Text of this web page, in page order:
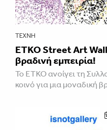
ΤΈΧΝΗ
ETKO Street Art
βραδινή εμπειρία!
Το ETKO ανοίγει τη
κοινό για μια μοναδική